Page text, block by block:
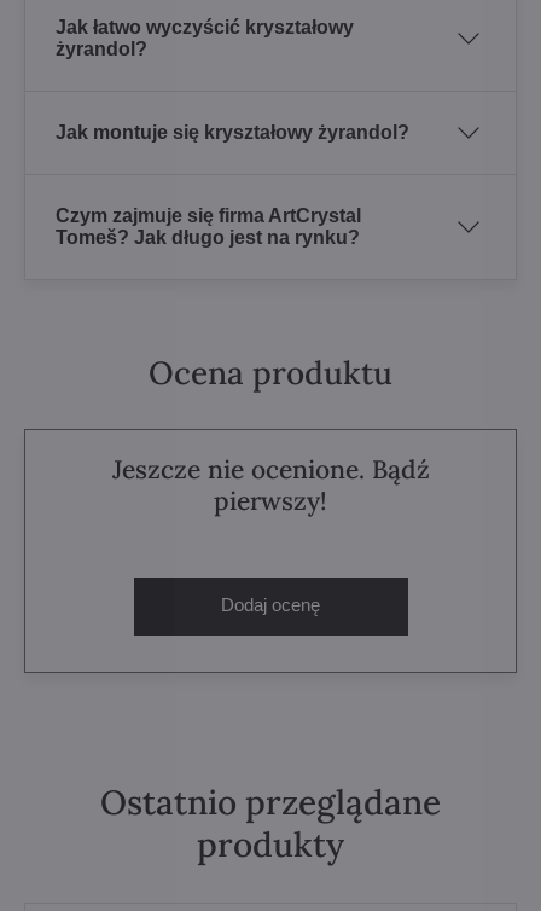
Jak łatwo wyczyścić kryształowy
żyrandol?
Jak montuje się kryształowy żyrandol?
Czym zajmuje się firma ArtCrystal
Tomeš? Jak długo jest na rynku?
Ocena produktu
Jeszcze nie ocenione. Bądź
pierwszy!
Dodaj ocenę
Ostatnio przeglądane
produkty